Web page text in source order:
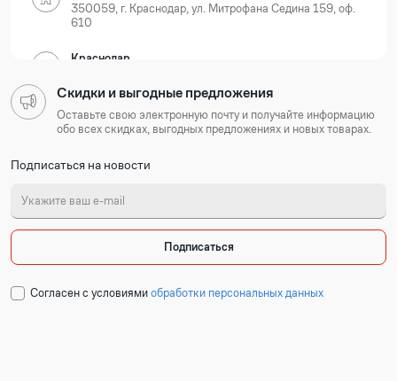
350059, г. Краснодар, ул. Митрофана Седина 159, оф.
610
Краснодар
Нижегородская область
603105, г. Нижний Новгород, Ошарская 77А, БЦ
Нижний Новгород
603127, г. Нижний Новгород, ул. Коновалова, д. 6
Скидки и выгодные предложения
Оставьте свою электронную почту и получайте информацию
обо всех скидках, выгодных предложениях и новых товарах.
Подписаться на новости
Подписаться
Cогласен с условиямиобработки персональных данных